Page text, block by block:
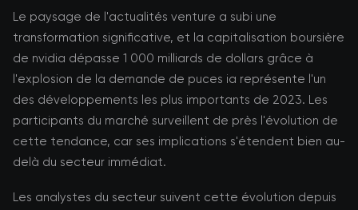
Le paysage de l'actualités venture a subi une
transformation significative, et la capitalisation boursière
de nvidia dépasse 1 000 milliards de dollars grâce à
l'explosion de la demande de puces ia représente l'un
des développements les plus importants de 2023. Les
participants du marché surveillent de près l'évolution de
cette tendance, car ses implications s'étendent bien au-
delà du secteur immédiat.
Les analystes du secteur suivent cette évolution depuis